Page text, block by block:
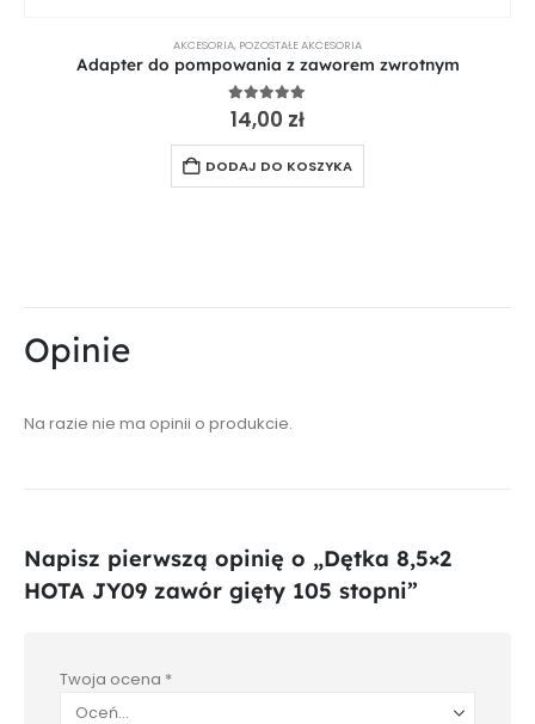
AKCESORIA, POZOSTAŁE AKCESORIA
Adapter do pompowania z zaworem zwrotnym
5.00out of 5
14,00 zł
DODAJ DO KOSZYKA
Opinie
Na razie nie ma opinii o produkcie.
Napisz pierwszą opinię o „Dętka 8,5×2
HOTA JY09 zawór gięty 105 stopni”
Twoja ocena *